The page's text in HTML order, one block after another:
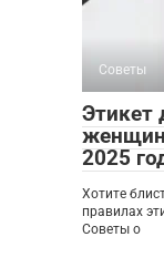
Советы
Этикет
2025
Хотите
правилах
Советы о